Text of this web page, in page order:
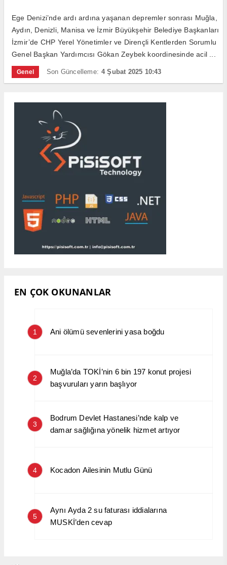
Ege Denizi’nde ardı ardına yaşanan depremler sonrası Muğla,
Aydın, Denizli, Manisa ve İzmir Büyükşehir Belediye Başkanları
İzmir’de CHP Yerel Yönetimler ve Dirençli Kentlerden Sorumlu
Genel Başkan Yardımcısı Gökan Zeybek koordinesinde acil ...
Genel Son Güncelleme: 4 Şubat 2025 10:43
EN ÇOK OKUNANLAR
1 Ani ölümü sevenlerini yasa boğdu
2
Muğla’da TOKİ’nin 6 bin 197 konut projesi
başvuruları yarın başlıyor
3
Bodrum Devlet Hastanesi’nde kalp ve
damar sağlığına yönelik hizmet artıyor
4 Kocadon Ailesinin Mutlu Günü
5
Aynı Ayda 2 su faturası iddialarına
MUSKİ’den cevap